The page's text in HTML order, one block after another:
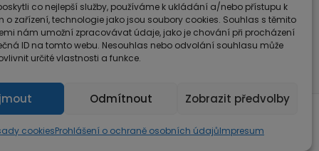
co nejlepší služby, používáme k ukládání a/nebo přístupu k
o zařízení, technologie jako jsou soubory cookies. Souhlas s těmito
nám umožní zpracovávat údaje, jako je chování při procházení
ID na tomto webu. Nesouhlas nebo odvolání souhlasu může
určité vlastnosti a funkce.
Odmítnout Zobrazit předvolby
cookiesProhlášení o ochraně osobních údajůImpresum